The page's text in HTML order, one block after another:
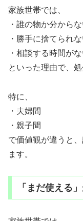
家族世帯では、
・誰の物か分から
・勝手に捨てられ
・相談する時間が
といった理由で、
特に、
・夫婦間
・親子間
で価値観が違うと
ます。
「まだ使える